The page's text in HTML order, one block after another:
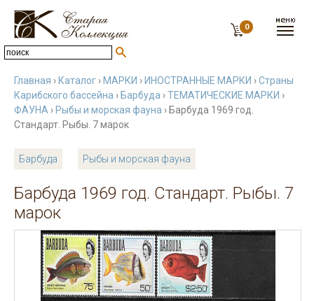
0
Главная › Каталог › МАРКИ › ИНОСТРАННЫЕ МАРКИ ›Страны
Карибского бассейна › Барбуда ›ТЕМАТИЧЕСКИЕ МАРКИ ›
ФАУНА › Рыбы и морская фауна › Барбуда 1969 год.
Стандарт. Рыбы. 7 марок
Барбуда Рыбы и морская фауна
Барбуда 1969 год. Стандарт. Рыбы. 7
марок